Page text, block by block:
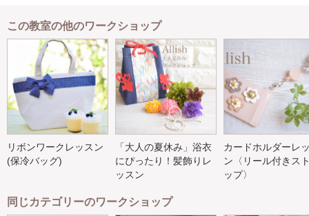
この教室の他のワークショップ
リボンワークレッスン
(保冷バッグ)
「大人の夏休み」浴衣
にぴったり！髪飾りレ
ッスン
カードホルダーレ
ン〈リール付きス
ップ〉
同じカテゴリーのワークショップ